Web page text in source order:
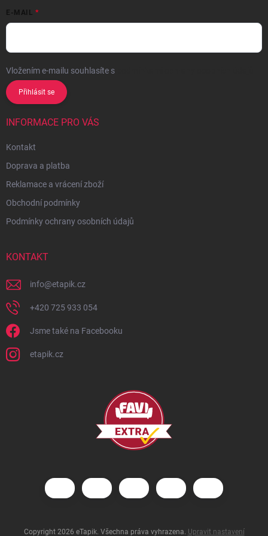
E-MAIL
Vložením e-mailu souhlasíte s
Přihlásit se
INFORMACE PRO VÁS
Kontakt
Doprava a platba
Reklamace a vrácení zboží
Obchodní podmínky
Podmínky ochrany osobních údajů
KONTAKT
info@etapik.cz
+420 725 933 054
Jsme také na Facebooku
etapik.cz
Copyright 2026 eTapik. Všechna práva vyhrazena. Upravit nastavení